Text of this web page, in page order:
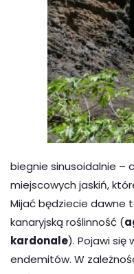
biegnie sinusoidalnie –
miejscowych jaskiń,
Mijać będziecie dawne
kanaryjską roślinność (
kardonale). Pojawi się
endemitów. W